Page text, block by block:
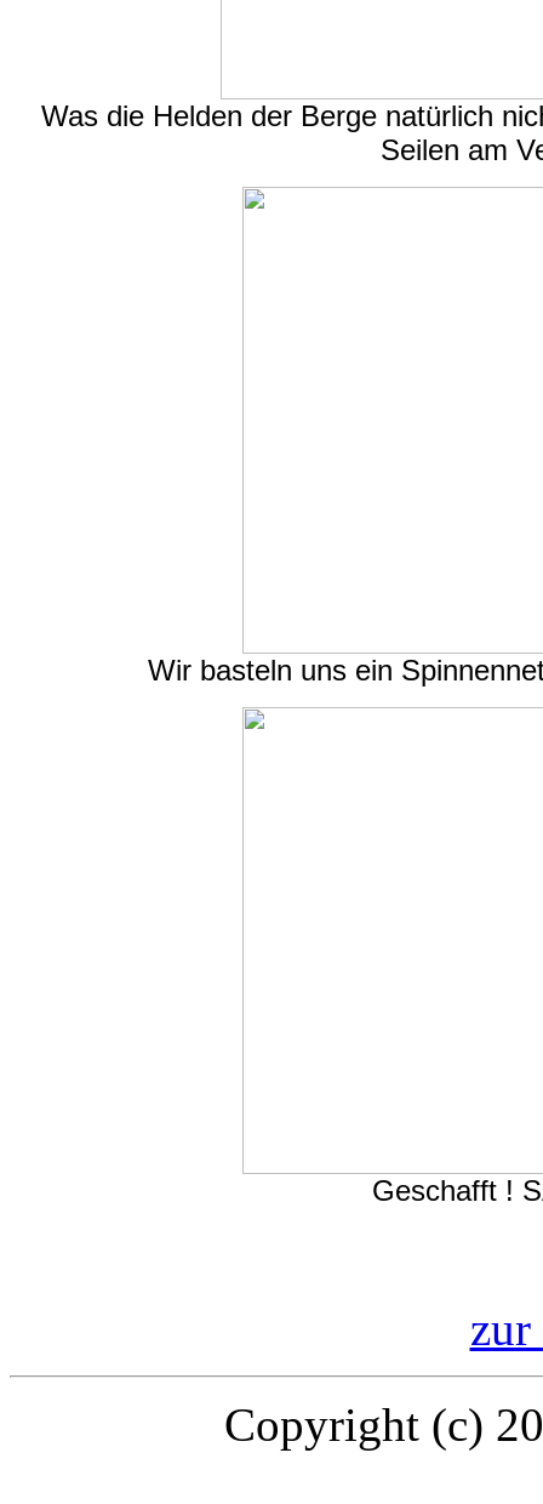
Was die Helden der Berge natürlich
Seilen am
Wir basteln uns ein
Geschafft !
zur
Copyright (c)